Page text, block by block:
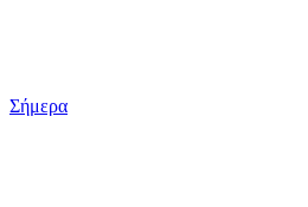
Σήμερα